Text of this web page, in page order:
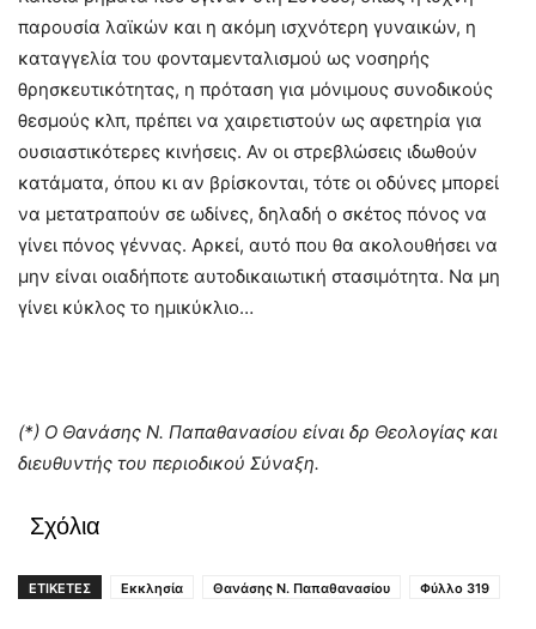
παρουσία λαϊκών και η ακόμη ισχνότερη γυναικών, η
καταγγελία του φονταμενταλισμού ως νοσηρής
θρησκευτικότητας, η πρόταση για μόνιμους συνοδικούς
θεσμούς κλπ, πρέπει να χαιρετιστούν ως αφετηρία για
ουσιαστικότερες κινήσεις. Αν οι στρεβλώσεις ιδωθούν
κατάματα, όπου κι αν βρίσκονται, τότε οι οδύνες μπορεί
να μετατραπούν σε ωδίνες, δηλαδή ο σκέτος πόνος να
γίνει πόνος γέννας. Αρκεί, αυτό που θα ακολουθήσει να
μην είναι οιαδήποτε αυτοδικαιωτική στασιμότητα. Να μη
γίνει κύκλος το ημικύκλιο…
(*) Ο Θανάσης Ν. Παπαθανασίου είναι δρ Θεολογίας και
διευθυντής του περιοδικού Σύναξη.
Σχόλια
ΕΤΙΚΕΤΕΣ Εκκλησία Θανάσης Ν. Παπαθανασίου Φύλλο 319